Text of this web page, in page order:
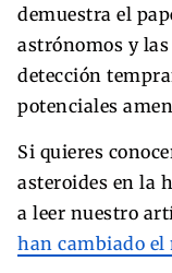
demuestra el
astrónomos y las
detección
potenciales
Si quieres
asteroides en la
a leer nuestro
han cambiado el